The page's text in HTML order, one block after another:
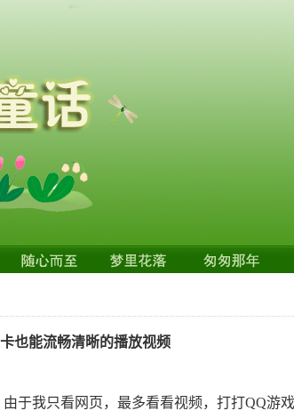
也能流畅清晰的播放视频
我只看网页，最多看看视频，打打QQ游